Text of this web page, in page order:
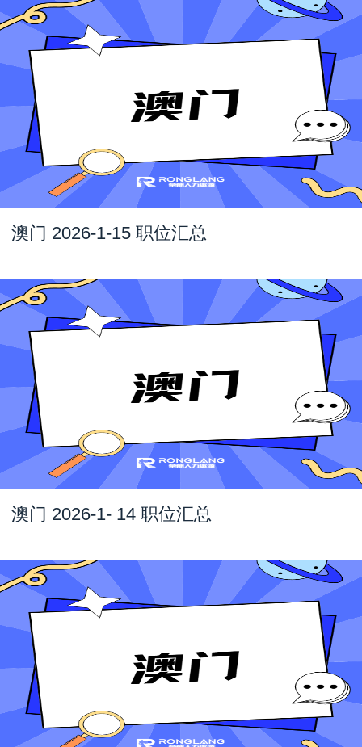
澳门 2026-1-15 职位汇总
澳门 2026-1- 14 职位汇总